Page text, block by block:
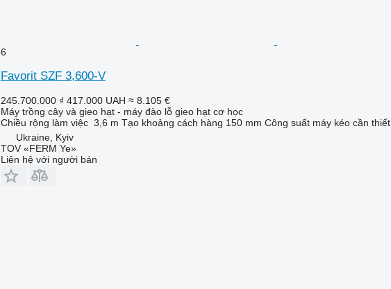
6
Favorit SZF 3,600-V
245.700.000 ₫ 417.000 UAH ≈ 8.105 €
Máy trồng cây và gieo hạt - máy đào lỗ gieo hạt cơ học
Chiều rộng làm việc 3,6 m Tạo khoảng cách hàng 150 mm Công suất máy kéo cần thiết
Ukraine, Kyiv
TOV «FERM Ye»
Liên hệ với người bán